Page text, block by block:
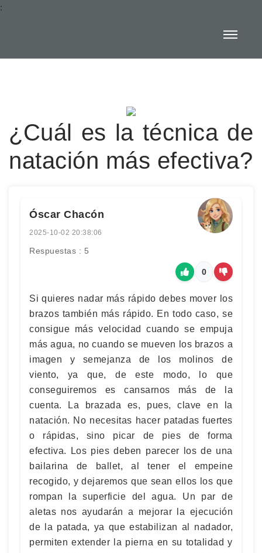
:
¿Cuál es la técnica de
natación más efectiva?
Óscar Chacón
2025-10-02 20:38:06
Respuestas : 5
0
Si quieres nadar más rápido debes mover los
brazos también más rápido. En todo caso, se
consigue más velocidad cuando se empuja
más agua, no cuando se mueven los brazos a
imagen y semejanza de los molinos de
viento, ya que, de este modo, lo que
conseguiremos es cansarnos más de la
cuenta. La brazada es, pues, clave en la
natación. No necesitas hacer patadas fuertes
o rápidas, sino picar de pies de forma
efectiva. Los pies deben parecer los de una
bailarina de ballet, al tener el empeine
recogido, y dejaremos que sean ellos los que
rompan la superficie del agua. Un par de
aletas nos ayudarán a mejorar la ejecución
de la patada, ya que estabilizan al nadador,
permiten extender la pierna en su totalidad y